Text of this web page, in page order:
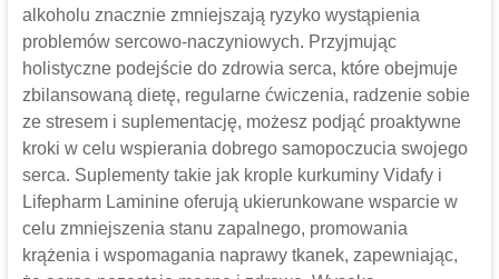
alkoholu znacznie zmniejszają ryzyko wystąpienia
problemów sercowo-naczyniowych. Przyjmując
holistyczne podejście do zdrowia serca, które obejmuje
zbilansowaną dietę, regularne ćwiczenia, radzenie sobie
ze stresem i suplementację, możesz podjąć proaktywne
kroki w celu wspierania dobrego samopoczucia swojego
serca. Suplementy takie jak krople kurkuminy Vidafy i
Lifepharm Laminine oferują ukierunkowane wsparcie w
celu zmniejszenia stanu zapalnego, promowania
krążenia i wspomagania naprawy tkanek, zapewniając,